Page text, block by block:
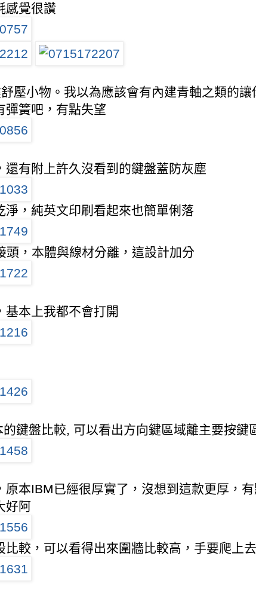
感覺很讚
壓小物。我以為應該會有內建青軸之類的
彈簧吧，有點失望
還有附上許久沒看到的鍵盤蓋防灰塵
淨，純英文印刷看起來也簡單俐落
頭，本體與線材分離，這設計加分
基本上我都不會打開
的鍵盤比較, 可以看出方向鍵區域離主要按鍵
原本IBM已經很厚實了，沒想到這款更厚，
好阿
比較，可以看得出來圍牆比較高，手要爬上